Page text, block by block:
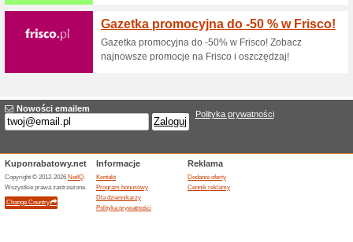
Skorzystaj z rabatu aż do 50
ekspresu, czajnika, kawy i
zapomnieć.
Kubki i butelki na